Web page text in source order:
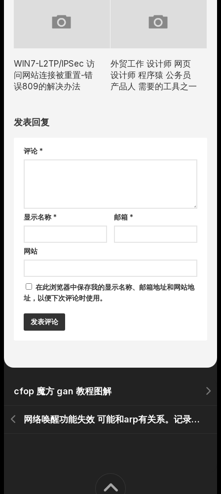
WIN7-L2TP/IPSec 访
问网站连接被重置-错
误809的解决办法
外贸工作 设计师 网页
设计师 程序猿 公务员
产品人 需要的工具之一
发表回复
评论 *
显示名称 * 邮箱*
网站
在此浏览器中保存我的显示名称、邮箱地址和网站地
址，以便下次评论时使用。
cfop 魔方 gan 教程图解
网络唤醒功能失效 可能和arp有关系。记录一下